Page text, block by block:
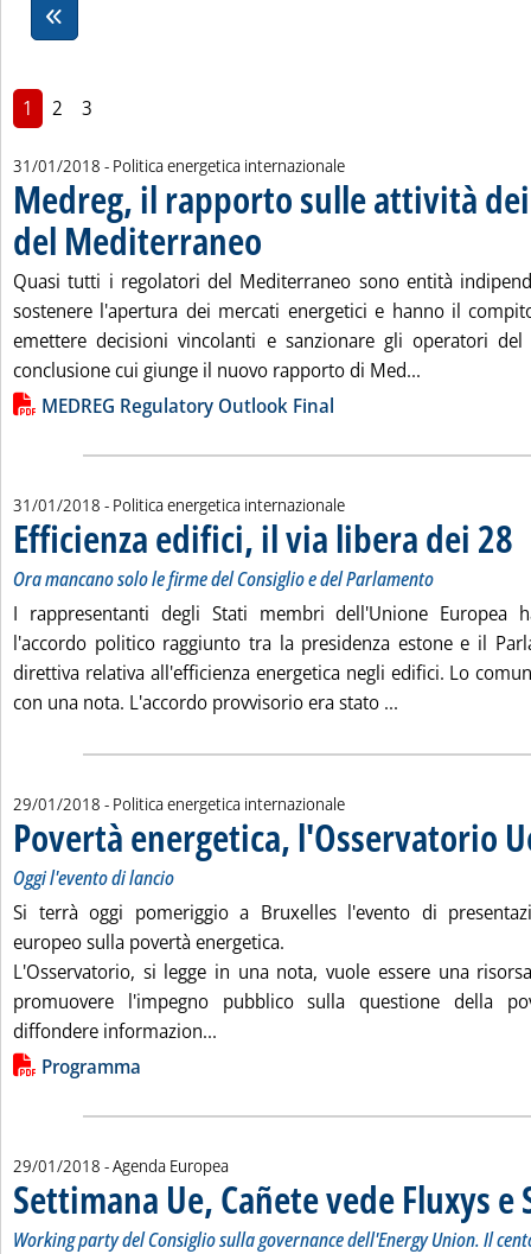
1 2 3
31/01/2018 - Politica energetica internazionale
Medreg, il rapporto sulle attività
del Mediterraneo
Quasi tutti i regolatori del Mediterraneo sono entità
sostenere l'apertura dei mercati energetici e hanno il
emettere decisioni vincolanti e sanzionare gli operatori
conclusione cui giunge il nuovo rapporto di Med...
Lista allegati PDF alla notizia
MEDREG Regulatory Outlook Final
31/01/2018 - Politica energetica internazionale
Efficienza edifici, il via libera dei 28
Ora mancano solo le firme del Consiglio e del Parlamento
I rappresentanti degli Stati membri dell'Unione Europea
l'accordo politico raggiunto tra la presidenza estone e il
direttiva relativa all'efficienza energetica negli edifici. Lo
con una nota. L'accordo provvisorio era stato ...
29/01/2018 - Politica energetica internazionale
Povertà energetica, l'Osservatorio
Oggi l'evento di lancio
Si terrà oggi pomeriggio a Bruxelles l'evento di
europeo sulla povertà energetica.
L'Osservatorio, si legge in una nota, vuole essere una
promuovere l'impegno pubblico sulla questione della
diffondere informazion...
Lista allegati PDF alla notizia
Programma
29/01/2018 - Agenda Europea
Settimana Ue, Cañete vede Fluxys e
Working party del Consiglio sulla governance dell'Energy Union. Il